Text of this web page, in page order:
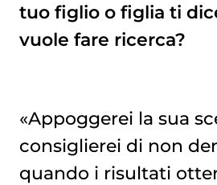
tuo figlio o figlia ti
vuole fare ricerca?
«Appoggerei la sua
consiglierei di non
quando i risultati